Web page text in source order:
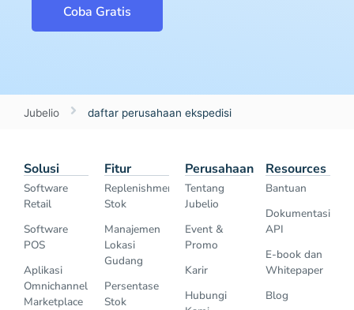
Coba Gratis
Jubelio daftar perusahaan ekspedisi
Solusi
Software
Retail
Software
POS
Aplikasi
Omnichannel
Marketplace
Fitur
Replenishment
Stok
Manajemen
Lokasi
Gudang
Persentase
Stok
Perusahaan
Tentang
Jubelio
Event &
Promo
Karir
Hubungi
Resources
Bantuan
Dokumentasi
API
E-book dan
Whitepaper
Blog